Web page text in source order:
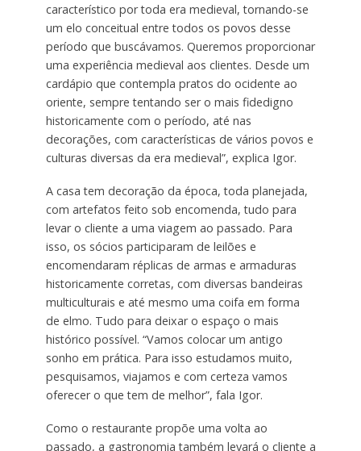
característico por toda era medieval, tornando-se
um elo conceitual entre todos os povos desse
período que buscávamos. Queremos proporcionar
uma experiência medieval aos clientes. Desde um
cardápio que contempla pratos do ocidente ao
oriente, sempre tentando ser o mais fidedigno
historicamente com o período, até nas
decorações, com características de vários povos e
culturas diversas da era medieval”, explica Igor.
A casa tem decoração da época, toda planejada,
com artefatos feito sob encomenda, tudo para
levar o cliente a uma viagem ao passado. Para
isso, os sócios participaram de leilões e
encomendaram réplicas de armas e armaduras
historicamente corretas, com diversas bandeiras
multiculturais e até mesmo uma coifa em forma
de elmo. Tudo para deixar o espaço o mais
histórico possível. “Vamos colocar um antigo
sonho em prática. Para isso estudamos muito,
pesquisamos, viajamos e com certeza vamos
oferecer o que tem de melhor”, fala Igor.
Como o restaurante propõe uma volta ao
passado, a gastronomia também levará o cliente a